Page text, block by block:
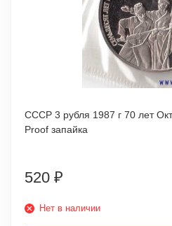
СССР 3 рубля 1987 г 70 лет Октябрьской революции
Proof запайка
520 ₽
Нет в наличии